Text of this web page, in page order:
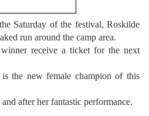
Saturday of the festival, Roskilde
run around the camp area.
receive a ticket for the next
is the new female champion of this
after her fantastic performance.